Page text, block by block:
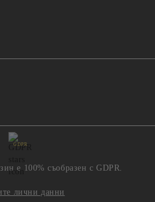
GDPR
е 100% съобразен с GDPR.
лични данни